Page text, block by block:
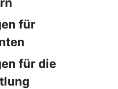
für
für die